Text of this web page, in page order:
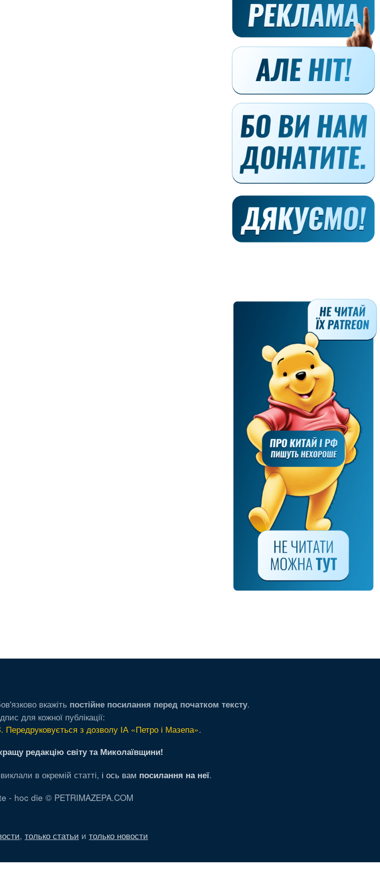
вкажіть постійне посилання перед початком тексту.
для кожної публікації:
з дозволу ІА «Петро і Мазепа».
редакцію світу та Миколаївщини!
в окремій статті, і ось вам посилання на неї.
- hoc die © PETRIMAZEPA.COM
, только статьи и только новости